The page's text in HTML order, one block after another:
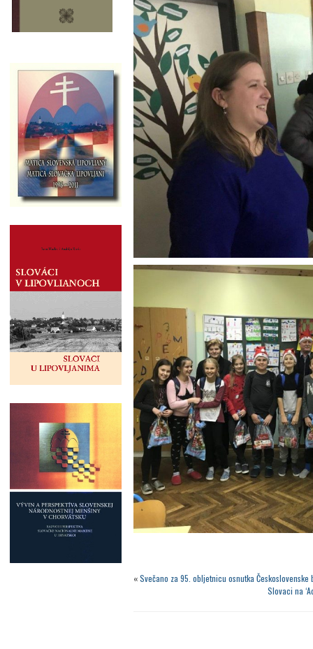
«Svečano za 95. obljetnicu osnutka
Slovaci na